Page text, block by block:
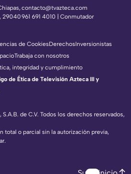
29040
contacto@tvazteca.com
961 691 4010 | Conmutador
de C.V. Todos los derechos reservados,
total o parcial sin la autorización previa,
de CookiesDerechosInversionistas
Trabaja con nosotros
integridad y cumplimiento
de Ética de Televisión Azteca III y